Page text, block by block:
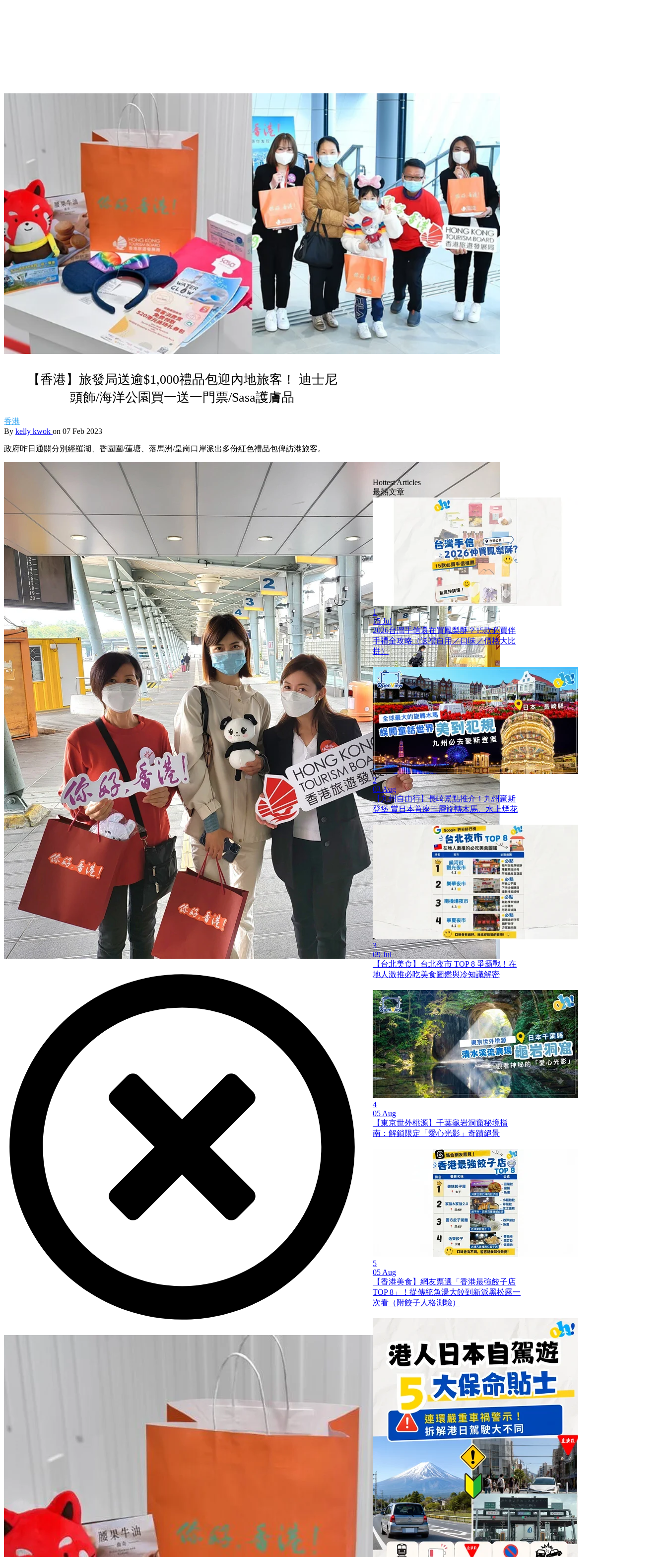
【香港】旅發局送逾$1,000禮品包迎內地旅客！ 迪士尼
頭飾/海洋公園買一送一門票/Sasa護膚品
香港
By kelly kwok on 07 Feb 2023
政府昨日通關分別經羅湖、香園圍/蓮塘、落馬洲/皇崗口岸派出多份紅色禮品包俾訪港旅客。
Hottest Articles
最熱文章
1
15 Jul
2026台灣手信還在買鳳梨酥？15款必買伴
手禮全攻略（送禮自用／口味／價格大比
拼）
2
03 Aug
【九州自由行】長崎景點推介！九州豪斯
登堡 賞日本首座三層旋轉木馬、水上煙花
3
09 Jul
【台北美食】台北夜市 TOP 8 爭霸戰！在
地人激推必吃美食圖鑑與冷知識解密
4
05 Aug
【東京世外桃源】千葉龜岩洞窟秘境指
南：解鎖限定「愛心光影」奇蹟絕景
5
05 Aug
【香港美食】網友票選「香港最強餃子店
TOP 8」！從傳統魚湯大餃到新派黑松露一
次看（附餃子人格測驗）